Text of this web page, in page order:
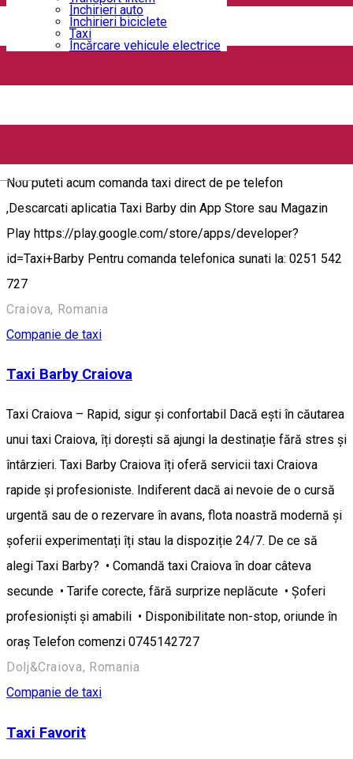
English
Închirieri auto
Închirieri biciclete
Taxi
Încărcare vehicule electrice
Un serviciu dedicat copiiilor pentru confortul părinților! Pentru
comanda sunati la: 0756 226774
Nou puteti acum comanda taxi direct de pe telefon
,Descarcati aplicatia Taxi Barby din App Store sau Magazin
Play https://play.google.com/store/apps/developer?
id=Taxi+Barby Pentru comanda telefonica sunati la: 0251 542
727
Craiova, Romania
Companie de taxi
Taxi Barby Craiova
Taxi Craiova – Rapid, sigur și confortabil Dacă ești în căutarea
unui taxi Craiova, îți dorești să ajungi la destinație fără stres și
întârzieri. Taxi Barby Craiova îți oferă servicii taxi Craiova
rapide și profesioniste. Indiferent dacă ai nevoie de o cursă
urgentă sau de o rezervare în avans, flota noastră modernă și
șoferii experimentați îți stau la dispoziție 24/7. De ce să
alegi Taxi Barby? • Comandă taxi Craiova în doar câteva
secunde • Tarife corecte, fără surprize neplăcute • Șoferi
profesioniști și amabili • Disponibilitate non-stop, oriunde în
oraș Telefon comenzi 0745142727
Dolj&Craiova, Romania
Companie de taxi
Taxi Favorit